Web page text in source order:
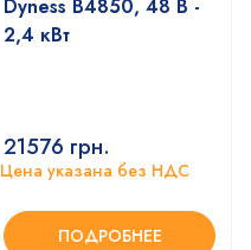
Dyness B4850, 48 В -
2,4 кВт
21576 грн.
Цена указана без НДС
ПОДРОБНЕЕ